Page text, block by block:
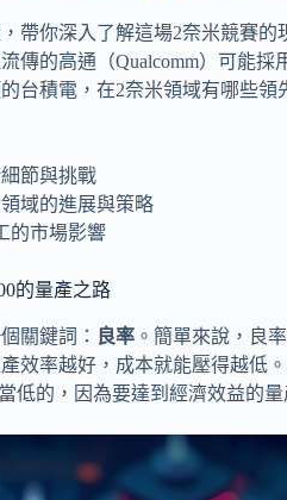
帶你深入了解這場2奈米競賽
傳的高通（Qualcomm）可能
台積電，在2奈米領域有哪些
節與挑戰
域的進展與策略
的市場影響
的量產之路
關鍵詞： 良率 。簡單來說，良
效率越好，成本就能壓得越低
低的，因為要達到經濟效益的量